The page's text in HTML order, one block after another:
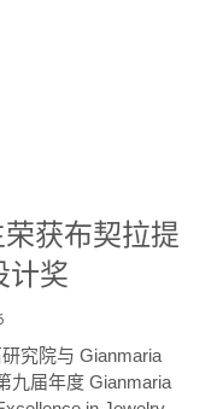
获布契拉提
计奖
究院与 Gianmaria
九届年度 Gianmaria